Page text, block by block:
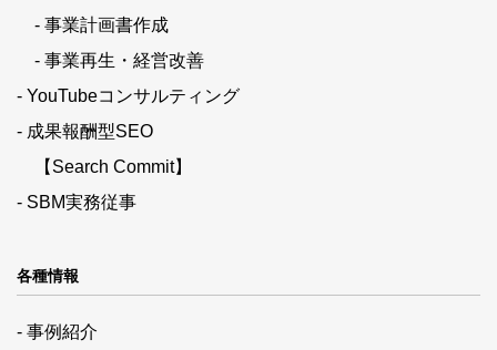
- 事業計画書作成
- 事業再生・経営改善
- YouTubeコンサルティング
- 成果報酬型SEO
【Search Commit】
- SBM実務従事
各種情報
- 事例紹介